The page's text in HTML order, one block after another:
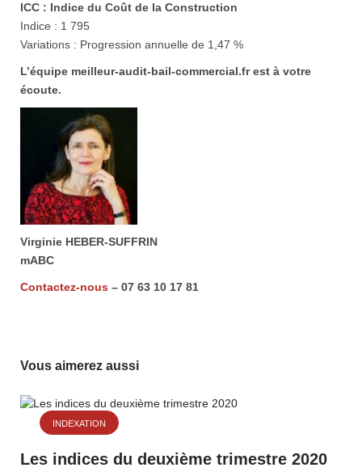
ICC : Indice du Coût de la Construction
Indice : 1 795
Variations : Progression annuelle de 1,47 %
L’équipe meilleur-audit-bail-commercial.fr est à votre
écoute.
Virginie HEBER-SUFFRIN
mABC
Contactez-nous – 07 63 10 17 81
Vous aimerez aussi
INDEXATION
Les indices du deuxième trimestre 2020